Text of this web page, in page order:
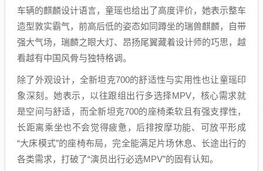
车辆的麒麟设计语言，童瑶也给出了高度评价，她表示整车
造型敦实霸气，前高后低的姿态如同蹲坐的瑞兽麒麟，自带
强大气场，瑞麟之眼大灯、昂扬尾翼藏着设计师的巧思，越
看越有中国风骨与独特格调。
除了外观设计，全新坦克700的舒适性与实用性也让童瑶印
象深刻。她表示，以往跟组出行多选择MPV，核心需求就
是空间与舒适，而全新坦克700的座椅柔软且有强支撑性，
长距离乘坐也不会觉得疲惫，后排按摩功能、可放平形成
“大床模式”的座椅布局，完全能满足片场休息、长途出行的
各类需求，打破了“演员出行必选MPV”的固有认知。